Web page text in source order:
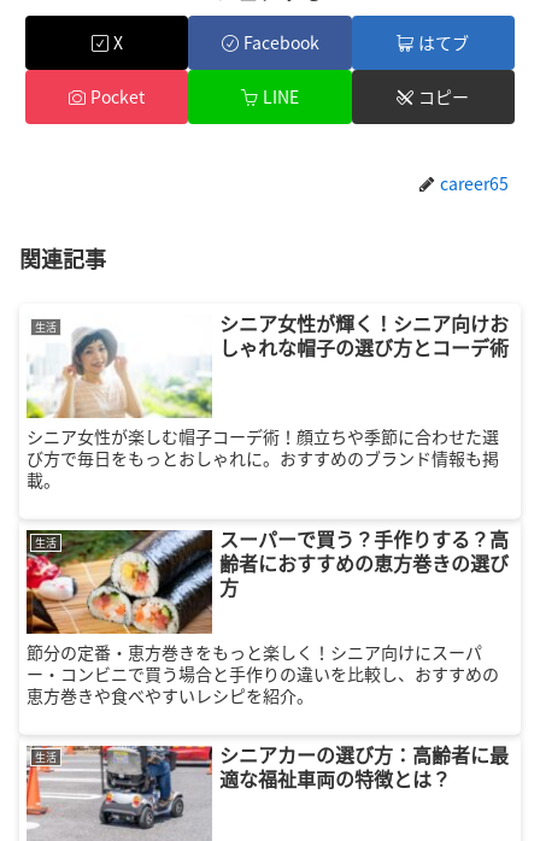
X Facebook はてブ
Pocket LINE コピー
career65
関連記事
生活
シニア女性が輝く！シニア向けお
しゃれな帽子の選び方とコーデ術
シニア女性が楽しむ帽子コーデ術！顔立ちや季節に合わせた選
び方で毎日をもっとおしゃれに。おすすめのブランド情報も掲
載。
生活
スーパーで買う？手作りする？高
齢者におすすめの恵方巻きの選び
方
節分の定番・恵方巻きをもっと楽しく！シニア向けにスーパ
ー・コンビニで買う場合と手作りの違いを比較し、おすすめの
恵方巻きや食べやすいレシピを紹介。
生活
シニアカーの選び方：高齢者に最
適な福祉車両の特徴とは？